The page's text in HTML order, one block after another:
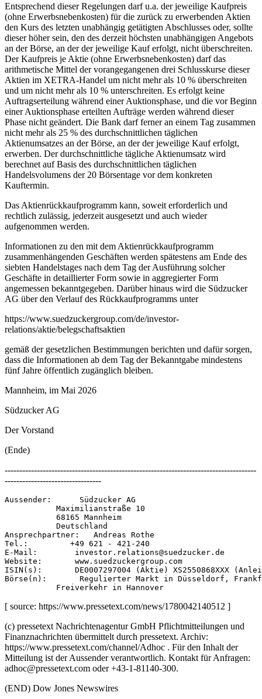
Entsprechend dieser Regelungen darf u.a. der jeweilige Kaufpreis
(ohne Erwerbsnebenkosten) für die zurück zu erwerbenden Aktien
den Kurs des letzten unabhängig getätigten Abschlusses oder, sollte
dieser höher sein, den des derzeit höchsten unabhängigen Angebots
an der Börse, an der der jeweilige Kauf erfolgt, nicht überschreiten.
Der Kaufpreis je Aktie (ohne Erwerbsnebenkosten) darf das
arithmetische Mittel der vorangegangenen drei Schlusskurse dieser
Aktien im XETRA-Handel um nicht mehr als 10 % überschreiten
und um nicht mehr als 10 % unterschreiten. Es erfolgt keine
Auftragserteilung während einer Auktionsphase, und die vor Beginn
einer Auktionsphase erteilten Aufträge werden während dieser
Phase nicht geändert. Die Bank darf ferner an einem Tag zusammen
nicht mehr als 25 % des durchschnittlichen täglichen
Aktienumsatzes an der Börse, an der der jeweilige Kauf erfolgt,
erwerben. Der durchschnittliche tägliche Aktienumsatz wird
berechnet auf Basis des durchschnittlichen täglichen
Handelsvolumens der 20 Börsentage vor dem konkreten
Kauftermin.
Das Aktienrückkaufprogramm kann, soweit erforderlich und
rechtlich zulässig, jederzeit ausgesetzt und auch wieder
aufgenommen werden.
Informationen zu den mit dem Aktienrückkaufprogramm
zusammenhängenden Geschäften werden spätestens am Ende des
siebten Handelstages nach dem Tag der Ausführung solcher
Geschäfte in detaillierter Form sowie in aggregierter Form
angemessen bekanntgegeben. Darüber hinaus wird die Südzucker
AG über den Verlauf des Rückkaufprogramms unter
https://www.suedzuckergroup.com/de/investor-
relations/aktie/belegschaftsaktien
gemäß der gesetzlichen Bestimmungen berichten und dafür sorgen,
dass die Informationen ab dem Tag der Bekanntgabe mindestens
fünf Jahre öffentlich zugänglich bleiben.
Mannheim, im Mai 2026
Südzucker AG
Der Vorstand
(Ende)
--------------------------------------------------------------------------------------
---------------------------------
Aussender:      Südzucker AG
           Maximilianstraße 10
           68165 Mannheim
           Deutschland
Ansprechpartner:   Andreas Rothe
Tel.:         +49 621 - 421-240
E-Mail:        investor.relations@suedzucker.de
Website:       www.suedzuckergroup.com
ISIN(s):       DE0007297004 (Aktie) XS2550868XXX
Börse(n):       Regulierter Markt in Düsseldorf,
[ source: https://www.pressetext.com/news/1780042140512 ]
(c) pressetext Nachrichtenagentur GmbH Pflichtmitteilungen und
Finanznachrichten übermittelt durch pressetext. Archiv:
https://www.pressetext.com/channel/Adhoc . Für den Inhalt der
Mitteilung ist der Aussender verantwortlich. Kontakt für Anfragen:
adhoc@pressetext.com oder +43-1-81140-300.
(END) Dow Jones Newswires